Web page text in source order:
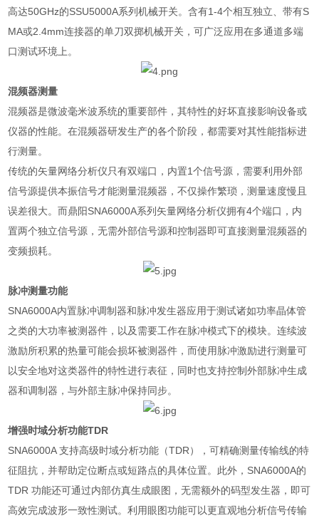
高达50GHz的SSU5000A系列机械开关。含有1-4个相互独立、带有S
MA或2.4mm连接器的单刀双掷机械开关，可广泛应用在多通道多端
口测试环境上。
混频器测量
混频器是微波毫米波系统的重要部件，其特性的好坏直接影响设备或
仪器的性能。在混频器研发生产的各个阶段，都需要对其性能指标进
行测量。
传统的矢量网络分析仪只有双端口，内置1个信号源，需要利用外部
信号源提供本振信号才能测量混频器，不仅操作繁琐，测量速度慢且
误差很大。而鼎阳SNA6000A系列矢量网络分析仪拥有4个端口，内
置两个独立信号源，无需外部信号源和控制器即可直接测量混频器的
变频损耗。
脉冲测量功能
SNA6000A内置脉冲调制器和脉冲发生器应用于测试诸如功率晶体管
之类的大功率被测器件，以及需要工作在脉冲模式下的模块。连续波
激励所积累的热量可能会损坏被测器件，而使用脉冲激励进行测量可
以安全地对这类器件的特性进行表征，同时也支持控制外部脉冲生成
器和调制器，与外部主脉冲保持同步。
增强时域分析功能TDR
SNA6000A支持高级时域分析功能（TDR），可精确测量传输线的特
征阻抗，并帮助定位断点或短路点的具体位置。此外， SNA6000A的
TDR功能还可通过内部仿真生成眼图，无需额外的码型发生器，即可
高效完成波形一致性测试。利用眼图功能可以更直观地分析信号传输